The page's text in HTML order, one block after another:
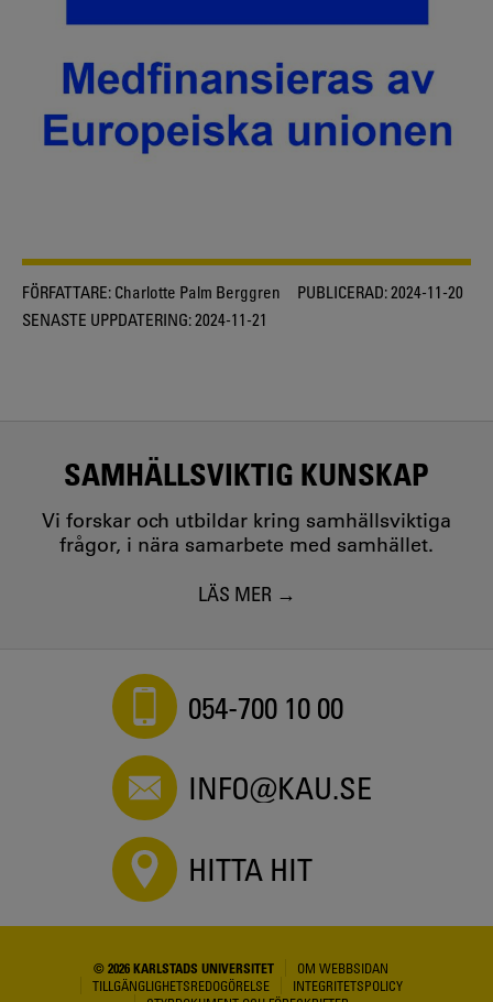
FÖRFATTARE: Charlotte Palm Berggren PUBLICERAD:2024-11-20
SENASTE UPPDATERING:2024-11-21
SAMHÄLLSVIKTIG KUNSKAP
Vi forskar och utbildar kring samhällsviktiga
frågor, i nära samarbete med samhället.
LÄS MER
054-700 10 00
INFO@KAU.SE
HITTA HIT
© 2026 KARLSTADS UNIVERSITET
OM WEBBSIDAN
TILLGÄNGLIGHETSREDOGÖRELSE
INTEGRITETSPOLICY